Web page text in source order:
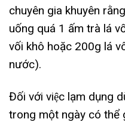
chuyên gia khuyên
uống quá 1 ấm trà lá
vối khô hoặc 200g lá
nước).
Đối với việc lạm dụng
trong một ngày có thể